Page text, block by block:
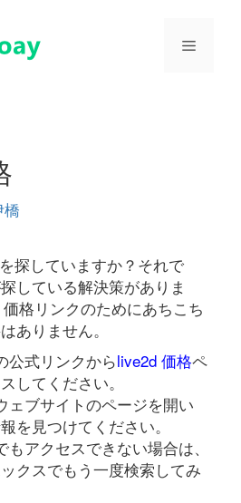
メ
橋
探していますか？それで
している解決策がありま
格リンクのためにあちこち
ありません。
公式リンクからlive2d 価格ペ
してください。
ェブサイトのページを開い
を見つけてください。
もアクセスできない場合は、
クスでもう一度検索してみ